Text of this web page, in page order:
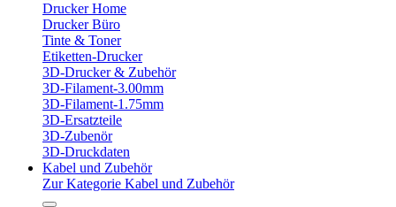
Drucker Home
Drucker Büro
Tinte & Toner
Etiketten-Drucker
3D-Drucker & Zubehör
3D-Filament-3.00mm
3D-Filament-1.75mm
3D-Ersatzteile
3D-Zubenör
3D-Druckdaten
Kabel und Zubehör
Zur Kategorie Kabel und Zubehör